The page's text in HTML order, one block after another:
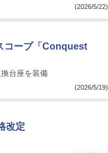
(2026/5/22)
コープ「Conquest
台座を装備
(2026/5/19)
改定